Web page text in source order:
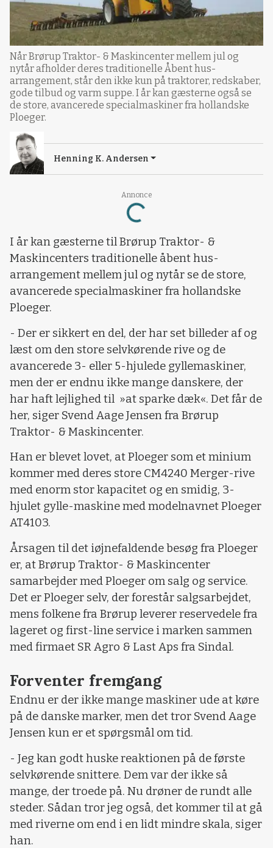
Annonce
Loading...
Når Brørup Traktor- & Maskincenter mellem jul og
nytår afholder deres traditionelle Åbent hus-
arrangement, står den ikke kun på traktorer, redskaber,
gode tilbud og varm suppe. I år kan gæsterne også se
de store, avancerede specialmaskiner fra hollandske
Ploeger.
Henning K. Andersen
I år kan gæsterne til Brørup Traktor- &
Maskincenters traditionelle åbent hus-
arrangement mellem jul og nytår se de store,
avancerede specialmaskiner fra hollandske
Ploeger.
- Der er sikkert en del, der har set billeder af og
læst om den store selvkørende rive og de
avancerede 3- eller 5-hjulede gyllemaskiner,
men der er endnu ikke mange danskere, der
har haft lejlighed til »at sparke dæk«. Det får de
her, siger Svend Aage Jensen fra Brørup
Traktor- & Maskincenter.
Han er blevet lovet, at Ploeger som et minium
kommer med deres store CM4240 Merger-rive
med enorm stor kapacitet og en smidig, 3-
hjulet gylle-maskine med modelnavnet Ploeger
AT4103.
Årsagen til det iøjnefaldende besøg fra Ploeger
er, at Brørup Traktor- & Maskincenter
samarbejder med Ploeger om salg og service.
Det er Ploeger selv, der forestår salgsarbejdet,
mens folkene fra Brørup leverer reservedele fra
lageret og first-line service i marken sammen
med firmaet SR Agro & Last Aps fra Sindal.
Forventer fremgang
Endnu er der ikke mange maskiner ude at køre
på de danske marker, men det tror Svend Aage
Jensen kun er et spørgsmål om tid.
- Jeg kan godt huske reaktionen på de første
selvkørende snittere. Dem var der ikke så
mange, der troede på. Nu drøner de rundt alle
steder. Sådan tror jeg også, det kommer til at gå
med riverne om end i en lidt mindre skala, siger
han.